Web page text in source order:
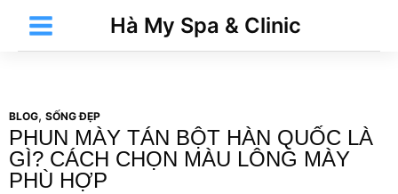
Main
Menu
Hà My Spa & Clinic
BLOG, SỐNG ĐẸP
PHUN MÀY TÁN BỘT HÀN QUỐC LÀ
GÌ? CÁCH CHỌN MÀU LÔNG MÀY
PHÙ HỢP